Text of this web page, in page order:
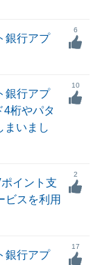
銀行アプ
6
銀行アプ
4桁やパタ
まいまし
10
イント支
ビスを利用
2
銀行アプ
17